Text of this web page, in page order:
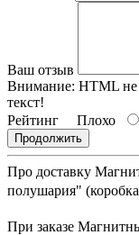
Ваш отзыв
Внимание: HTML не
текст!
Рейтинг Плохо
Продолжить
Про доставку
полушария"
При заказе